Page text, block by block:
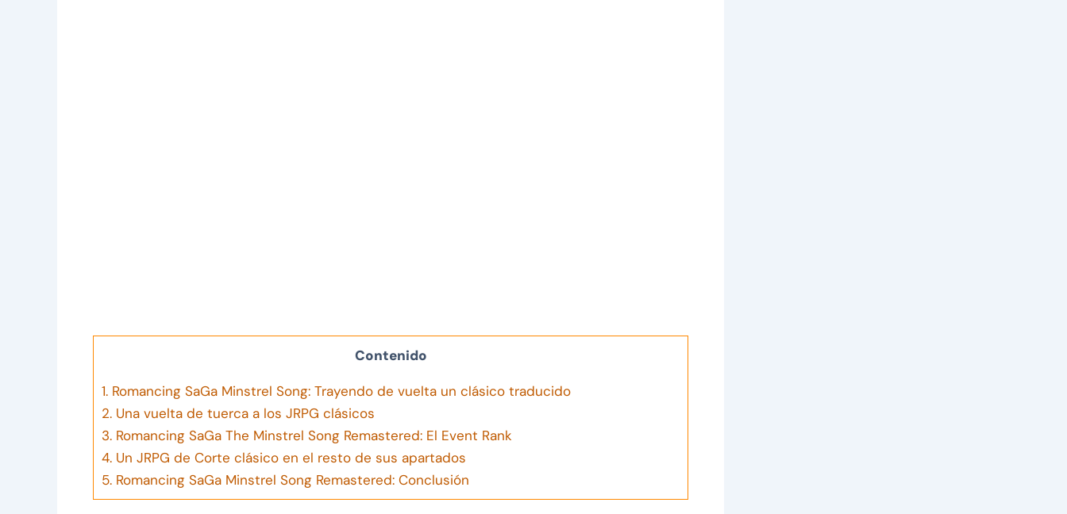
Contenido
1. Romancing SaGa Minstrel Song: Trayendo de vuelta un clásico traducido
2. Una vuelta de tuerca a los JRPG clásicos
3. Romancing SaGa The Minstrel Song Remastered: El Event Rank
4. Un JRPG de Corte clásico en el resto de sus apartados
5. Romancing SaGa Minstrel Song Remastered: Conclusión